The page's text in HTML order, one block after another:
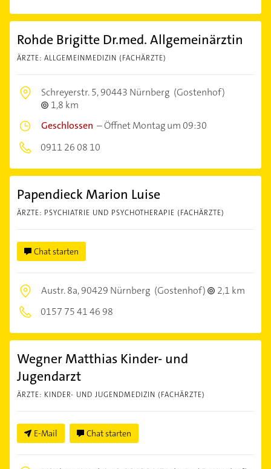
Rohde Brigitte Dr.med. Allgemeinärztin
ÄRZTE: ALLGEMEINMEDIZIN (FACHÄRZTE)
Schreyerstr. 5,90443 Nürnberg (Gostenhof)
1,8 km
Geschlossen –Öffnet Montag um 09:30
0911 26 08 10
Papendieck Marion Luise
ÄRZTE: PSYCHIATRIE UND PSYCHOTHERAPIE (FACHÄRZTE)
Chat starten
Austr. 8a,90429 Nürnberg (Gostenhof)
2,1 km
0157 75 41 46 98
Wegner Matthias Kinder- und
Jugendarzt
ÄRZTE: KINDER- UND JUGENDMEDIZIN (FACHÄRZTE)
E-Mail Chat starten